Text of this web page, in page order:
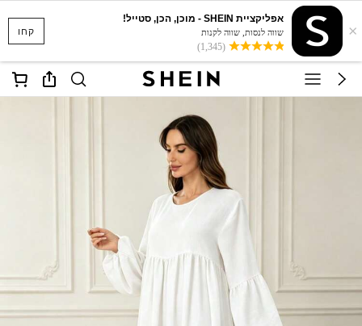
קחו ×
אפליקציית SHEIN - מוכן, הכן, סטייל!
שווה לנסות, שווה לקנות
(1,345)